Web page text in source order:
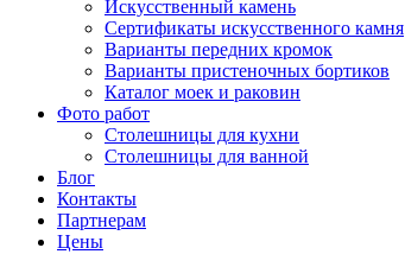
Искусственный камень
Сертификаты искусственного камня
Варианты передних кромок
Варианты пристеночных бортиков
Каталог моек и раковин
Фото работ
Столешницы для кухни
Столешницы для ванной
Блог
Контакты
Партнерам
Цены